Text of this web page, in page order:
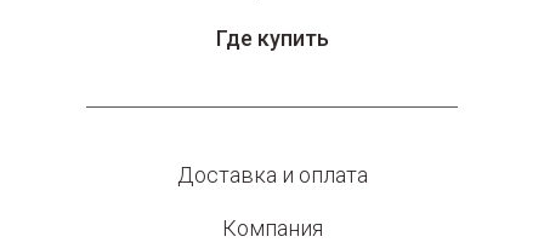
Где купить
Доставка и оплата
Компания